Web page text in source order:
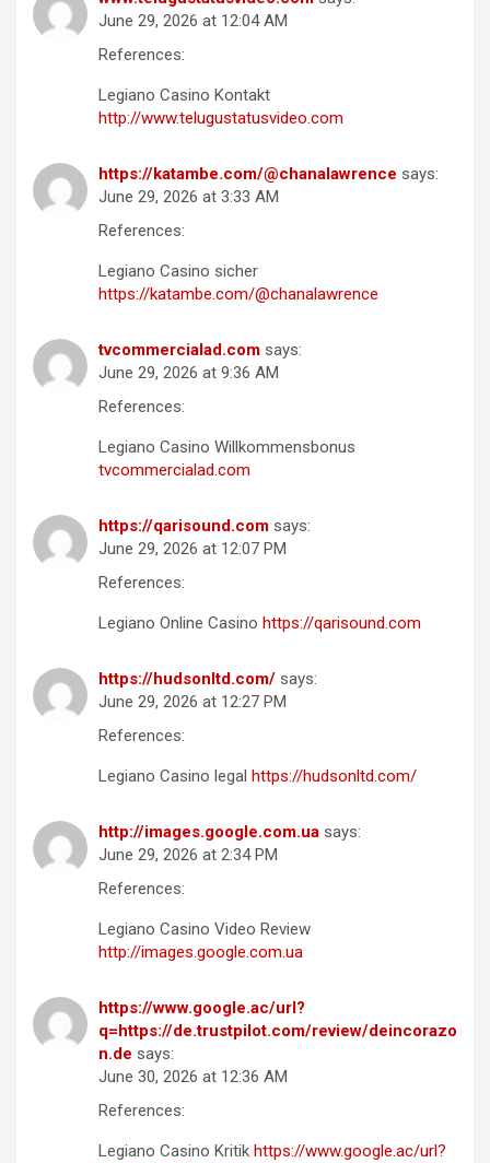
June 29, 2026 at 12:04 AM
References:
Legiano Casino Kontakt
http://www.telugustatusvideo.com
https://katambe.com/@chanalawrence says:
June 29, 2026 at 3:33 AM
References:
Legiano Casino sicher
https://katambe.com/@chanalawrence
tvcommercialad.com says:
June 29, 2026 at 9:36 AM
References:
Legiano Casino Willkommensbonus
tvcommercialad.com
https://qarisound.com says:
June 29, 2026 at 12:07 PM
References:
Legiano Online Casino https://qarisound.com
https://hudsonltd.com/ says:
June 29, 2026 at 12:27 PM
References:
Legiano Casino legal https://hudsonltd.com/
http://images.google.com.ua says:
June 29, 2026 at 2:34 PM
References:
Legiano Casino Video Review
http://images.google.com.ua
https://www.google.ac/url?
q=https://de.trustpilot.com/review/deincorazo
n.de says:
June 30, 2026 at 12:36 AM
References:
Legiano Casino Kritik https://www.google.ac/url?